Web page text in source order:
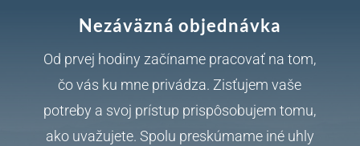
Nezáväzná objednávka
Od prvej hodiny začíname pracovať na tom,
čo vás ku mne privádza. Zisťujem vaše
potreby a svoj prístup prispôsobujem tomu,
ako uvažujete. Spolu preskúmame iné uhly